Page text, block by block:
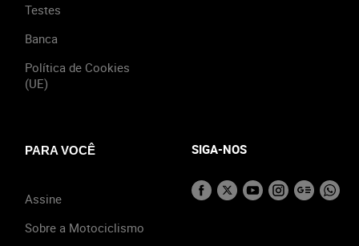
Testes
Banca
Política de Cookies
(UE)
PARA VOCÊ
Assine
Sobre a Motociclismo
SIGA-NOS